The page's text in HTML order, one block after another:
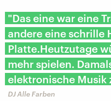
"Das eine war eine
andere eine schrille
Platte.Heutzutage
mehr spielen.
elektronische Musik
DJ Alle Farben